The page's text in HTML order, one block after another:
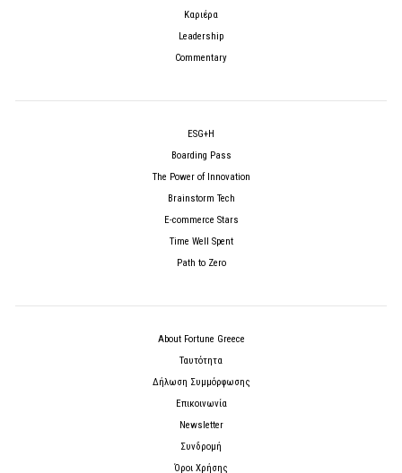
Καριέρα
Leadership
Commentary
ESG+H
Boarding Pass
The Power of Innovation
Brainstorm Tech
E-commerce Stars
Time Well Spent
Path to Zero
About Fortune Greece
Ταυτότητα
Δήλωση Συμμόρφωσης
Επικοινωνία
Newsletter
Συνδρομή
Όροι Χρήσης